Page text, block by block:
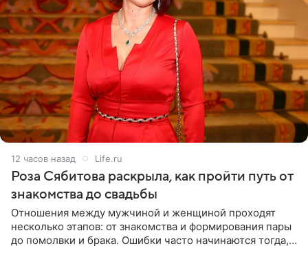
12 часов назад Life.ru
Роза Сябитова раскрыла, как пройти путь от
знакомства до свадьбы
Отношения между мужчиной и женщиной проходят
несколько этапов: от знакомства и формирования пары
до помолвки и брака. Ошибки часто начинаются тогда,